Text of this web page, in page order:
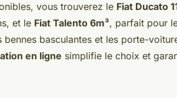
vous trouverez le Fiat Ducato
et le Fiat Talento 6m³, parfait pour
bennes basculantes et les porte-
en ligne simplifie le choix et